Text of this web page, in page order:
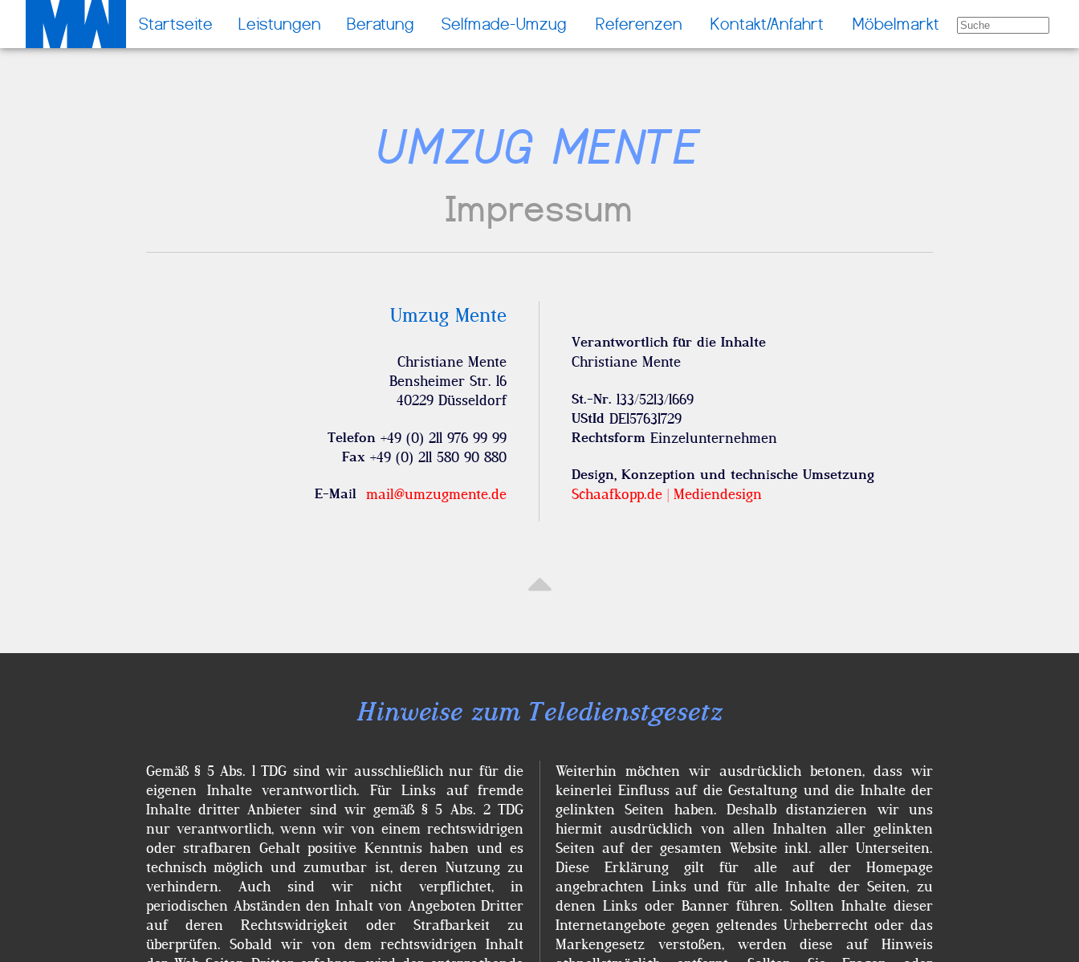
Startseite Leistungen Beratung Selfmade-Umzug Referenzen Kontakt/Anfahrt Möbelmarkt
UMZUG MENTE
Impressum
Umzug Mente
Christiane Mente
Bensheimer Str. 16
40229 Düsseldorf
Telefon +49 (0) 211 976 99 99
Fax +49 (0) 211 580 90 880
E-Mail mail@umzugmente.de
Verantwortlich für die Inhalte
Christiane Mente
St.-Nr. 133/5213/1669
UStId DE157631729
Rechtsform Einzelunternehmen
Design, Konzeption und technische Umsetzung
Schaafkopp.de | Mediendesign

Hinweise zum Teledienstgesetz
Gemäß § 5 Abs. 1 TDG sind wir ausschließlich nur für die
eigenen Inhalte verantwortlich. Für Links auf fremde
Inhalte dritter Anbieter sind wir gemäß § 5 Abs. 2 TDG
nur verantwortlich, wenn wir von einem rechtswidrigen
oder strafbaren Gehalt positive Kenntnis haben und es
technisch möglich und zumutbar ist, deren Nutzung zu
verhindern. Auch sind wir nicht verpflichtet, in
periodischen Abständen den Inhalt von Angeboten Dritter
auf deren Rechtswidrigkeit oder Strafbarkeit zu
überprüfen. Sobald wir von dem rechtswidrigen Inhalt
Weiterhin möchten wir ausdrücklich betonen, dass wir
keinerlei Einfluss auf die Gestaltung und die Inhalte der
gelinkten Seiten haben. Deshalb distanzieren wir uns
hiermit ausdrücklich von allen Inhalten aller gelinkten
Seiten auf der gesamten Website inkl. aller Unterseiten.
Diese Erklärung gilt für alle auf der Homepage
angebrachten Links und für alle Inhalte der Seiten, zu
denen Links oder Banner führen. Sollten Inhalte dieser
Internetangebote gegen geltendes Urheberrecht oder das
Markengesetz verstoßen, werden diese auf Hinweis